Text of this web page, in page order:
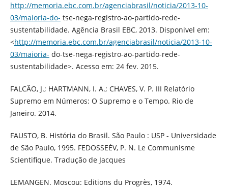
http://memoria.ebc.com.br/agenciabrasil/noticia/2013-10-
03/maioria-do- tse-nega-registro-ao-partido-rede-
sustentabilidade. Agência Brasil EBC, 2013. Disponivel em:
<http://memoria.ebc.com.br/agenciabrasil/noticia/2013-10-
03/maioria- do-tse-nega-registro-ao-partido-rede-
sustentabilidade>. Acesso em: 24 fev. 2015.
FALCÃO, J.; HARTMANN, I. A.; CHAVES, V. P. III Relatório
Supremo em Números: O Supremo e o Tempo. Rio de
Janeiro. 2014.
FAUSTO, B. História do Brasil. São Paulo : USP - Universidade
de São Paulo, 1995. FEDOSSEÉV, P. N. Le Communisme
Scientifique. Tradução de Jacques
LEMANGEN. Moscou: Editions du Progrès, 1974.